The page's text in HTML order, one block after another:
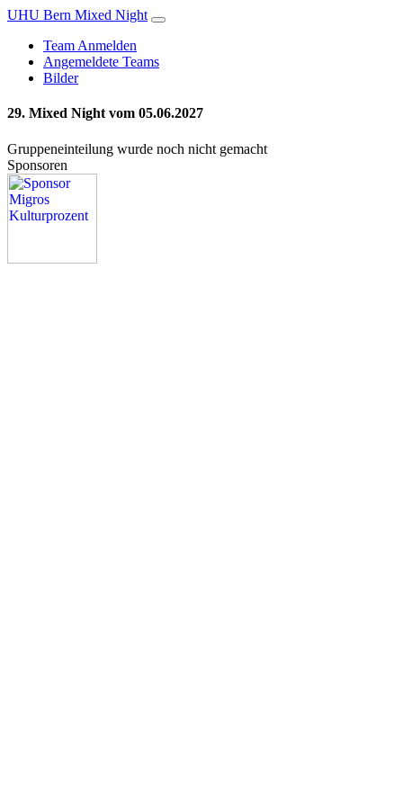
UHU Bern Mixed Night
Team Anmelden
Angemeldete Teams
Bilder
29. Mixed Night vom 05.06.2027
Gruppeneinteilung wurde noch nicht gemacht
Sponsoren